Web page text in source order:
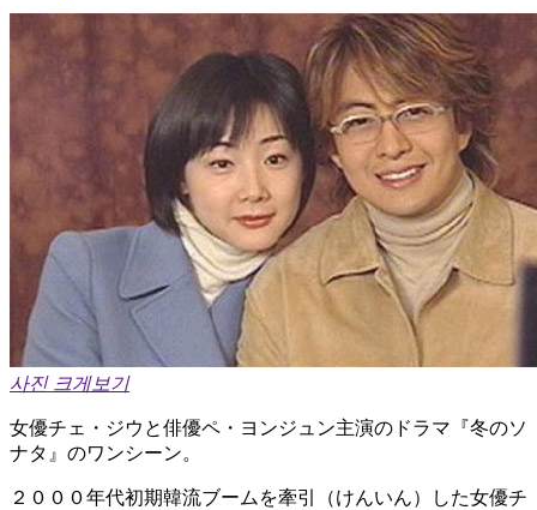
사진 크게보기
女優チェ・ジウと俳優ペ・ヨンジュン主演のドラマ『冬のソ
ナタ』のワンシーン。
２０００年代初期韓流ブームを牽引（けんいん）した女優チ